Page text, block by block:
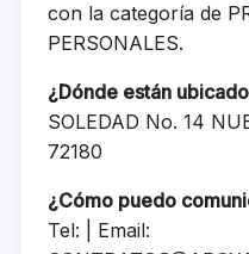
con la categoría de
PERSONALES.
¿Dónde están
SOLEDAD No. 14
72180
¿Cómo puedo
Tel: | Email: